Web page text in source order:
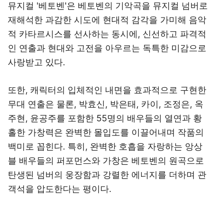
뮤지컬 '베토벤'은 베토벤의 기악곡을 뮤지컬 넘버로
재해석한 과감한 시도에 현대적 감각을 가미해 음악
적 카타르시스를 선사하는 동시에, 신선하고 파격적
인 연출과 현대와 고전을 아우르는 독특한 미감으로
사랑받고 있다.
또한, 캐릭터의 입체적인 내면을 효과적으로 구현한
무대 연출은 물론, 박효신, 박은태, 카이, 조정은, 옥
주현, 윤공주를 포함한 55명의 배우들의 열연과 황
홀한 가창력은 완벽한 몰입도를 이끌어내며 작품의
백미로 꼽힌다. 특히, 완벽한 호흡을 자랑하는 앙상
블 배우들의 퍼포먼스와 가창은 베토벤의 원곡으로
탄생된 넘버의 웅장함과 강렬한 에너지를 더하며 관
객석을 압도한다는 평이다.